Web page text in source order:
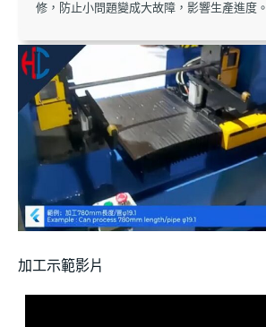
修，防止小問題變成大故障，影響生產進度。
加工示範影片